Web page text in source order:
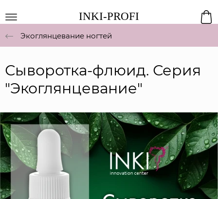
INKI-PROFI
Экоглянцевание ногтей
Сыворотка-флюид. Серия
"Экоглянцевание"